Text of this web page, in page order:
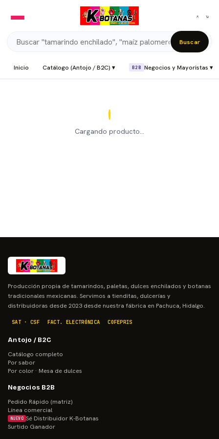
Buscar
Inicio Catálogo (Antojo / B2C) ▾ B2B Negocios y Mayoristas ▾
Cargando producto…
Producción propia de tamarindos, paletas, dulces enchilados y botanas
tradicionales mexicanas. Servimos a tienditas, dulcerías y
distribuidoras desde 2023 desde nuestra fábrica en Pachuca, Hidalgo.
SAT · CSF FACT. ELECTRÓNICA COFEPRIS
Antojo / B2C
Catálogo completo
Por sabor
Por color · Mesa de dulces
Negocios B2B
Pedido Rápido (matriz)
Línea comercial
NUEVO Sé Distribuidor K-Botanas
Surtido Ganador